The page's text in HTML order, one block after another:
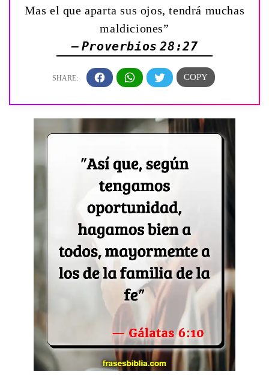
Mas el que aparta sus ojos, tendrá muchas
maldiciones”
— Proverbios 28:27